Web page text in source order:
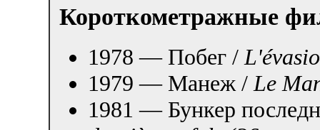
Короткометражные
1978 — Побег /
1979 — Манеж / Le
1981 — Бункер